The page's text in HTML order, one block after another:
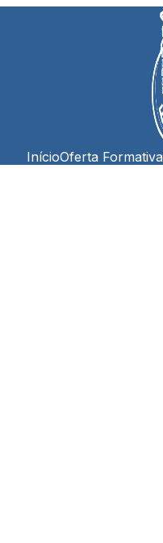
InícioOferta Formativa